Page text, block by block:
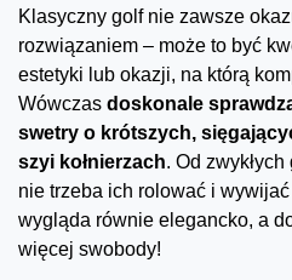
Klasyczny golf nie zawsze
rozwiązaniem – może to być
estetyki lub okazji, na którą
Wówczas doskonale
swetry o krótszych,
szyi kołnierzach. Od
nie trzeba ich rolować i
wygląda równie elegancko, a
więcej swobody!